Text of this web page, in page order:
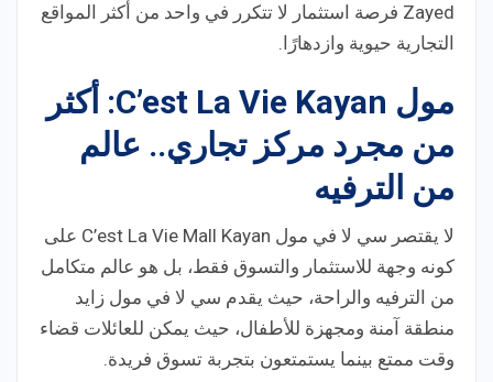
Zayed فرصة استثمار لا تتكرر في واحد من أكثر المواقع
التجارية حيوية وازدهارًا.
مول C’est La Vie Kayan: أكثر
من مجرد مركز تجاري.. عالم
من الترفيه
لا يقتصر سي لا في مول C’est La Vie Mall Kayan على
كونه وجهة للاستثمار والتسوق فقط، بل هو عالم متكامل
من الترفيه والراحة، حيث يقدم سي لا في مول زايد
منطقة آمنة ومجهزة للأطفال، حيث يمكن للعائلات قضاء
وقت ممتع بينما يستمتعون بتجربة تسوق فريدة.